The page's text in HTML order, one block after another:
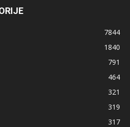
7844
1840
791
464
321
319
317